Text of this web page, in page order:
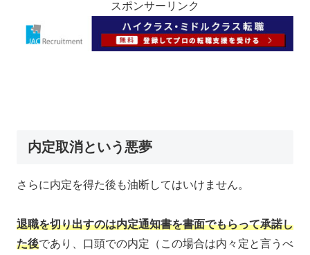
スポンサーリンク
内定取消という悪夢
さらに内定を得た後も油断してはいけません。
退職を切り出すのは内定通知書を書面でもらって承諾し
た後であり、口頭での内定（この場合は内々定と言うべ